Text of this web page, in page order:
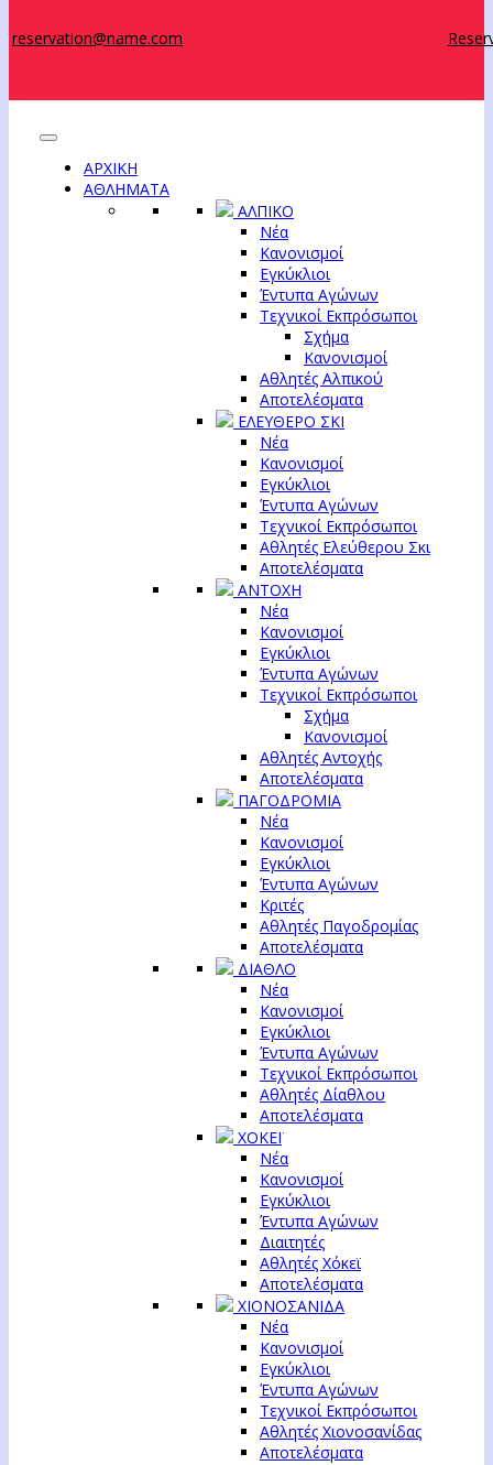
reservation@name.com
ΑΡΧΙΚΗ
ΑΘΛΗΜΑΤΑ
ΑΛΠΙΚΟ
Νέα
Κανονισμοί
Εγκύκλιοι
Έντυπα Αγώνων
Τεχνικοί Εκπρόσωποι
Σχήμα
Κανονισμοί
Αθλητές Αλπικού
Αποτελέσματα
ΕΛΕΥΘΕΡΟ ΣΚΙ
Νέα
Κανονισμοί
Εγκύκλιοι
Έντυπα Αγώνων
Τεχνικοί Εκπρόσωποι
Αθλητές Ελεύθερου Σκι
Αποτελέσματα
ΑΝΤΟΧΗ
Νέα
Κανονισμοί
Εγκύκλιοι
Έντυπα Αγώνων
Τεχνικοί Εκπρόσωποι
Σχήμα
Κανονισμοί
Αθλητές Αντοχής
Αποτελέσματα
ΠΑΓΟΔΡΟΜΙΑ
Νέα
Κανονισμοί
Εγκύκλιοι
Έντυπα Αγώνων
Κριτές
Αθλητές Παγοδρομίας
Αποτελέσματα
ΔΙΑΘΛΟ
Νέα
Κανονισμοί
Εγκύκλιοι
Έντυπα Αγώνων
Τεχνικοί Εκπρόσωποι
Αθλητές Δίαθλου
Αποτελέσματα
ΧΟΚΕΪ
Νέα
Κανονισμοί
Εγκύκλιοι
Έντυπα Αγώνων
Διαιτητές
Αθλητές Χόκεϊ
Αποτελέσματα
ΧΙΟΝΟΣΑΝΙΔΑ
Νέα
Κανονισμοί
Εγκύκλιοι
Έντυπα Αγώνων
Τεχνικοί Εκπρόσωποι
Αθλητές Χιονοσανίδας
Αποτελέσματα